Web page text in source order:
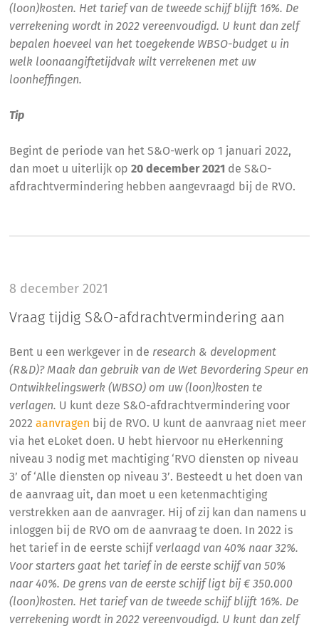
(loon)kosten. Het tarief van de tweede schijf blijft 16%. De
verrekening wordt in 2022 vereenvoudigd. U kunt dan zelf
bepalen hoeveel van het toegekende WBSO-budget u in
welk loonaangiftetijdvak wilt verrekenen met uw
loonheffingen.
Tip
Begint de periode van het S&O-werk op 1 januari 2022,
dan moet u uiterlijk op20 december 2021 de S&O-
afdrachtvermindering hebben aangevraagd bij de RVO.
8 december 2021
Vraag tijdig S&O-afdrachtvermindering aan
Bent u een werkgever in de research & development
(R&D)? Maak dan gebruik van de Wet Bevordering Speur en
Ontwikkelingswerk (WBSO) om uw (loon)kosten te
verlagen. U kunt deze S&O-afdrachtvermindering voor
2022aanvragen bij de RVO. U kunt de aanvraag niet meer
via het eLoket doen. U hebt hiervoor nu eHerkenning
niveau 3 nodig met machtiging ‘RVO diensten op niveau
3’ of ‘Alle diensten op niveau 3’. Besteedt u het doen van
de aanvraag uit, dan moet u een ketenmachtiging
verstrekken aan de aanvrager. Hij of zij kan dan namens u
inloggen bij de RVO om de aanvraag te doen. In 2022 is
het tarief in de eerste schijf verlaagd van 40% naar 32%.
Voor starters gaat het tarief in de eerste schijf van 50%
naar 40%. De grens van de eerste schijf ligt bij € 350.000
(loon)kosten. Het tarief van de tweede schijf blijft 16%. De
verrekening wordt in 2022 vereenvoudigd. U kunt dan zelf